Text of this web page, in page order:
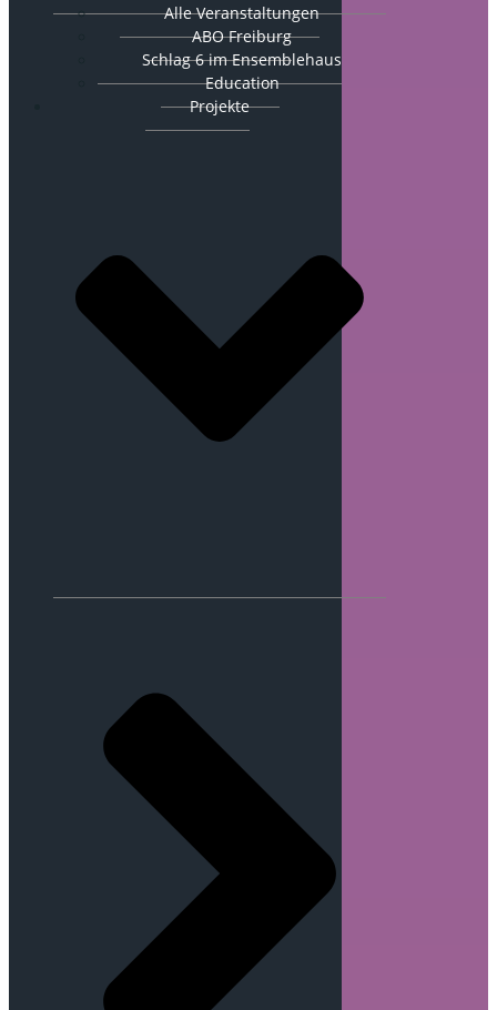
Alle Veranstaltungen
ABO Freiburg
Schlag 6 im Ensemblehaus
Education
Projekte